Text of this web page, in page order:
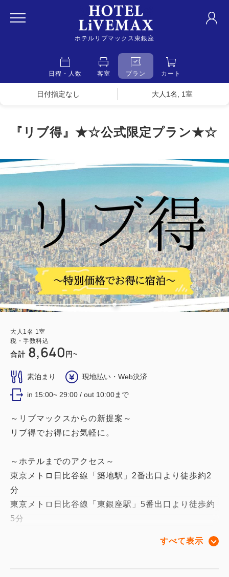
ホテルリブマックス東銀座
日程・人数 客室 プラン カート
日付指定なし 大人1名, 1室
『リブ得』★☆公式限定プラン★☆
大人 1 名 1 室
税・手数料込
合計 8,640 円~
素泊まり 現地払い・Web決済
in 15:00~ 29:00 / out 10:00まで
～リブマックスからの新提案～
リブ得でお得にお気軽に。
～ホテルまでのアクセス～
東京メトロ日比谷線「築地駅」2番出口より徒歩約2
分
東京メトロ日比谷線「東銀座駅」5番出口より徒歩約
5分
東京メトロ有楽町線「新富町駅」4番出口より徒歩約
すべて表示